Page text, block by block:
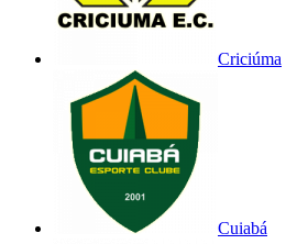
Criciúma
Cuiabá